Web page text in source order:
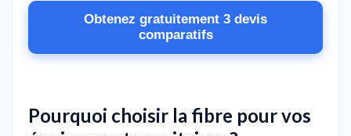
Obtenez gratuitement 3 devis
comparatifs
Pourquoi choisir la fibre pour vos